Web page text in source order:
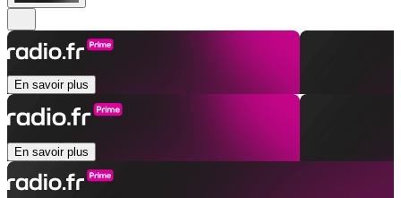
En savoir plus
En savoir plus